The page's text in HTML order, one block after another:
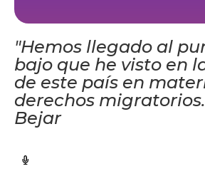
"Hemos llegado al
bajo que he visto en
de este país en
derechos
Bejar